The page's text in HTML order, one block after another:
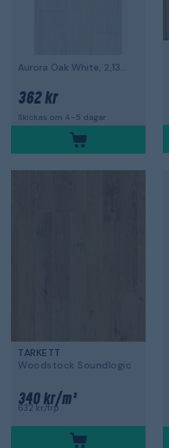
Aurora Oak White, 2,13m² per paket
362 kr
Skickas om 4-5 dagar
TARKETT
Woodstock Soundlogic
340 kr/m²
632 kr/frp